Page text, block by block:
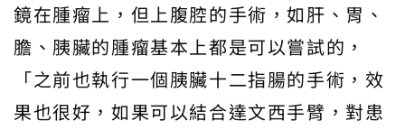
鏡在腫瘤上，但上腹腔的手術，如肝、胃、
膽、胰臟的腫瘤基本上都是可以嘗試的，
「之前也執行一個胰臟十二指腸的手術，效
果也很好，如果可以結合達文西手臂，對患